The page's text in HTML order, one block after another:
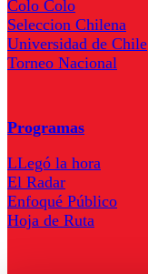
Colo Colo
Seleccion Chilena
Universidad de Chile
Torneo Nacional
Programas
LLegó la hora
El Radar
Enfoqué Público
Hoja de Ruta